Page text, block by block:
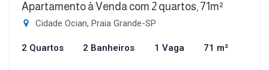
Apartamento à Venda com 2 quartos, 71m²
Cidade Ocian, Praia Grande-SP
2 Quartos 2 Banheiros 1 Vaga 71 m²